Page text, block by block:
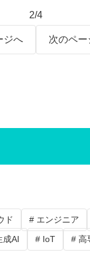
2/4
ジへ 次のペー
ド # エンジニア
成AI # IoT # 高